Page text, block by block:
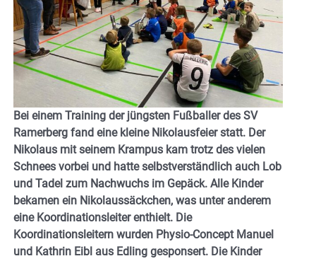
Bei einem Training der jüngsten Fußballer des SV
Ramerberg fand eine kleine Nikolausfeier statt. Der
Nikolaus mit seinem Krampus kam trotz des vielen
Schnees vorbei und hatte selbstverständlich auch Lob
und Tadel zum Nachwuchs im Gepäck. Alle Kinder
bekamen ein Nikolaussäckchen, was unter anderem
eine Koordinationsleiter enthielt. Die
Koordinationsleitern wurden Physio-Concept Manuel
und Kathrin Eibl aus Edling gesponsert. Die Kinder